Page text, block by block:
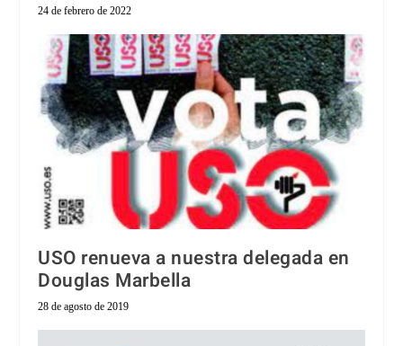
24 de febrero de 2022
USO renueva a nuestra delegada en
Douglas Marbella
28 de agosto de 2019